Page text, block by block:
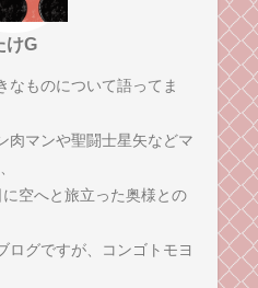
けG
なものについて語ってま
肉マンや聖闘士星矢などマ
空へと旅立った奥様との
ログですが、コンゴトモヨ